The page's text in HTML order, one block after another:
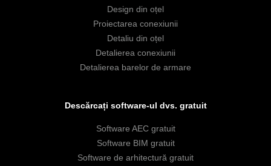
Design din oțel
Proiectarea conexiunii
Detaliu din oțel
Detalierea conexiunii
Detalierea barelor de armare
Descărcați software-ul dvs. gratuit
Software AEC gratuit
Software BIM gratuit
Software de arhitectură gratuit